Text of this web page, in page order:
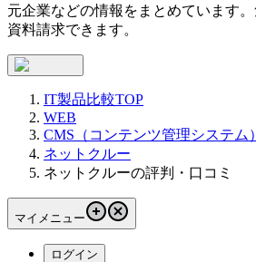
元企業などの情報をまとめています
資料請求できます。
IT製品比較TOP
WEB
CMS（コンテンツ管理システム）
ネットクルー
ネットクルーの評判・口コミ
マイメニュー
ログイン